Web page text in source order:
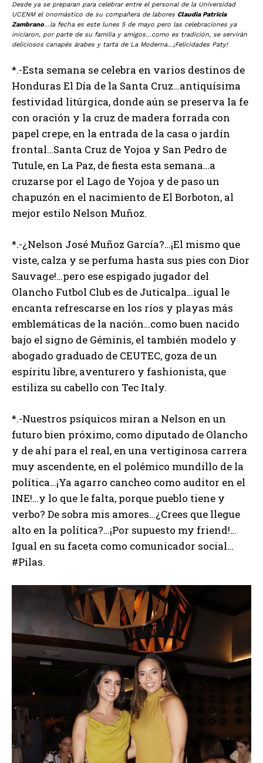
Desde ya se preparan para celebrar entre el personal de la Universidad
UCENM el onomástico de su compañera de labores Claudia Patricia
Zambrano…la fecha es este lunes 5 de mayo pero las celebraciones ya
iniciaron, por parte de su familia y amigos…como es tradición, se servirán
deliciosos canapés árabes y tarta de La Moderna…¡Felicidades Paty!
*.-Esta semana se celebra en varios destinos de
Honduras El Día de la Santa Cruz…antiquísima
festividad litúrgica, donde aún se preserva la fe
con oración y la cruz de madera forrada con
papel crepe, en la entrada de la casa o jardín
frontal…Santa Cruz de Yojoa y San Pedro de
Tutule, en La Paz, de fiesta esta semana…a
cruzarse por el Lago de Yojoa y de paso un
chapuzón en el nacimiento de El Borboton, al
mejor estilo Nelson Muñoz.
*.-¿Nelson José Muñoz García?…¡El mismo que
viste, calza y se perfuma hasta sus pies con Dior
Sauvage!…pero ese espigado jugador del
Olancho Futbol Club es de Juticalpa…igual le
encanta refrescarse en los ríos y playas más
emblemáticas de la nación…como buen nacido
bajo el signo de Géminis, el también modelo y
abogado graduado de CEUTEC, goza de un
espíritu libre, aventurero y fashionista, que
estiliza su cabello con Tec Italy.
*.-Nuestros psíquicos miran a Nelson en un
futuro bien próximo, como diputado de Olancho
y de ahí para el real, en una vertiginosa carrera
muy ascendente, en el polémico mundillo de la
política…¡Ya agarro cancheo como auditor en el
INE!…y lo que le falta, porque pueblo tiene y
verbo? De sobra mis amores…¿Crees que llegue
alto en la política?…¡Por supuesto my friend!…
Igual en su faceta como comunicador social…
#Pilas.